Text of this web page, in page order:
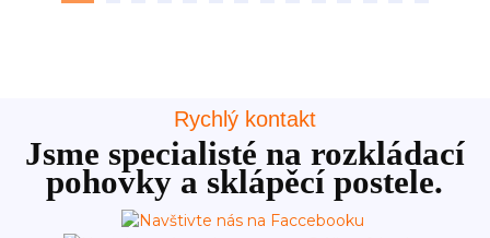
Rychlý kontakt
Jsme specialisté na rozkládací
pohovky a sklápěcí postele.